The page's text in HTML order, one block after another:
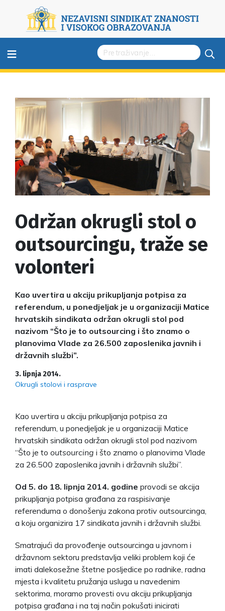
≡
Održan okrugli stol o
outsourcingu, traže se
volonteri
Kao uvertira u akciju prikupljanja potpisa za
referendum, u ponedjeljak je u organizaciji Matice
hrvatskih sindikata održan okrugli stol pod
nazivom “Što je to outsourcing i što znamo o
planovima Vlade za 26.500 zaposlenika javnih i
državnih službi”.
3. lipnja 2014.
Okrugli stolovi i rasprave
Kao uvertira u akciju prikupljanja potpisa za
referendum, u ponedjeljak je u organizaciji Matice
hrvatskih sindikata održan okrugli stol pod nazivom
“Što je to outsourcing i što znamo o planovima Vlade
za 26.500 zaposlenika javnih i državnih službi”.
Od 5. do 18. lipnja 2014. godine provodi se akcija
prikupljanja potpisa građana za raspisivanje
referenduma o donošenju zakona protiv outsourcinga,
a koju organizira 17 sindikata javnih i državnih službi.
Smatrajući da provođenje outsourcinga u javnom i
državnom sektoru predstavlja veliki problem koji će
imati dalekosežne štetne posljedice po radnike, radna
mjesta i kvalitetu pružanja usluga u navedenim
sektorima, moramo provesti ovu akciju prikupljanja
potpisa građana i na taj način pokušati inicirati